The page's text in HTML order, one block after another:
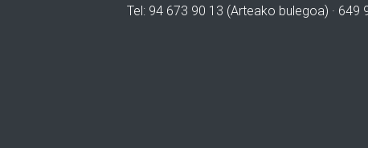
Tel: 94 673 90 13 (Arteako bulegoa) · 649